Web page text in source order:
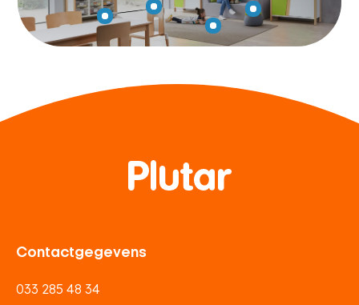
Contactgegevens
033 285 48 34